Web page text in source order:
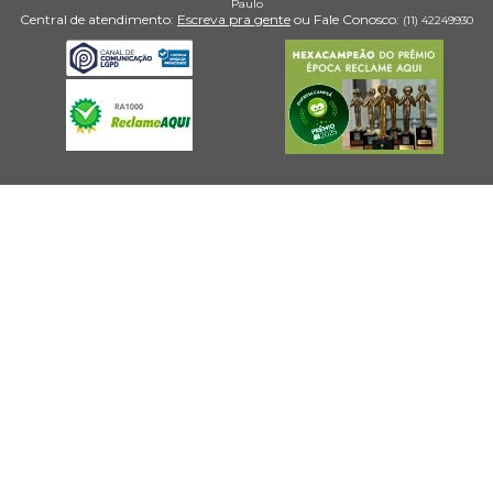
Paulo
Central de atendimento: Escreva pra gente ou Fale Conosco: (11) 4224­9930